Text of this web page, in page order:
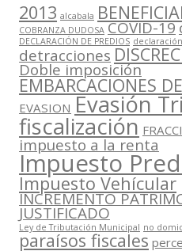
2013 alcabala
COBRANZA DUDOSA COVID-19
DECLARACIÓN DE PREDIOS
detracciones
Doble imposición
EMBARCACIONES
EVASION Evasión
fiscalización
impuesto a la renta
Impuesto
Impuesto Vehícular
INCREMENTO
JUSTIFICADO
Ley de Tributación Municipal no
paraísos fiscales